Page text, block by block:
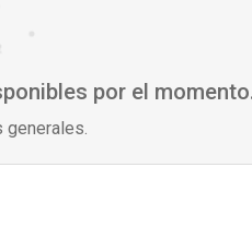
por el
generales.